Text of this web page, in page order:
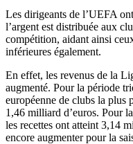
Les dirigeants de l’UEFA
l’argent est distribuée aux
compétition, aidant ainsi
inférieures également.
En effet, les revenus de la
augmenté. Pour la période
européenne de clubs la plus
1,46 milliard d’euros. Pour
les recettes ont atteint 3,14
encore augmenter pour la